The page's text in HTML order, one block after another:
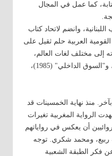
كما عمل في المجال
الآداب اللبنانية، وانضم لاتحاد كتاب
أو القومية العربية حلم ثقيل على
إلى مختلف لغات العالم،
وحولت رواية "الخبز الحافي" إلى عمل سينمائي. من أعماله: "مجنون الورد" و"الخبز الحافي" (1982)، و"السوق الداخلي" (1985)،
منذ نهاية الخمسينات قد
الرواية المغربية تغيرات
أن يعكس في رواياتهم
ربيع، ومحمد شكري. توجه
فكر الطبقة الشعبية